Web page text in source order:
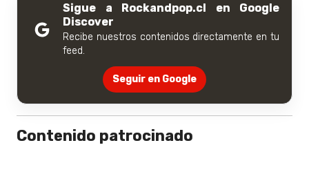
Sigue a Rockandpop.cl en Google
Discover
Recibe nuestros contenidos directamente en tu
feed.
Seguir en Google
Contenido patrocinado